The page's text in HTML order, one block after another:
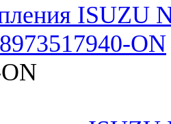
ISUZU
ON